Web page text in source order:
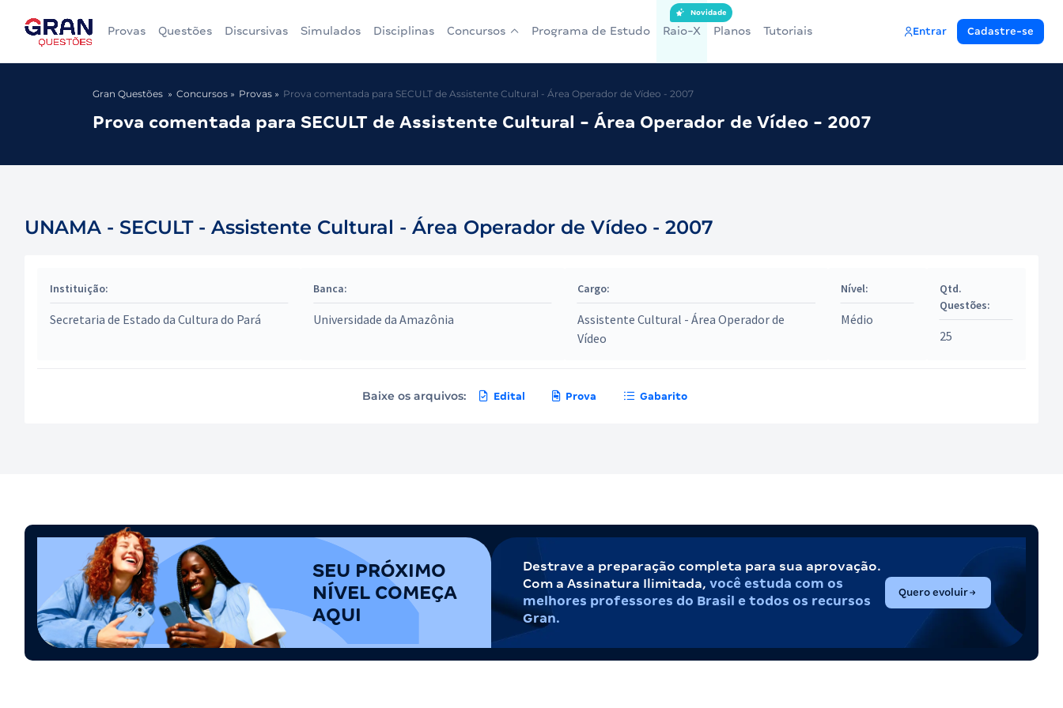
Provas Questões Discursivas Simulados Disciplinas Concursos Programa de Estudo Raio-X
Novidade
Planos Tutoriais Entrar Cadastre-se
Gran Questões Concursos Provas Prova comentada para SECULT de Assistente Cultural - Área Operador de Vídeo - 2007
Prova comentada para SECULT de Assistente Cultural - Área Operador de Vídeo - 2007
UNAMA - SECULT - Assistente Cultural - Área Operador de Vídeo - 2007
Instituição:
Secretaria de Estado da Cultura do Pará
Banca:
Universidade da Amazônia
Cargo:
Assistente Cultural - Área Operador de
Vídeo
Nível:
Médio
Qtd.
Questões:
25
Baixe os arquivos: Edital Prova Gabarito
SEU PRÓXIMO
NÍVEL COMEÇA
AQUI
Destrave a preparação completa para sua aprovação.
Com a Assinatura Ilimitada, você estuda com os
melhores professores do Brasil e todos os recursos
Gran.
Quero evoluir(abre em nova aba)